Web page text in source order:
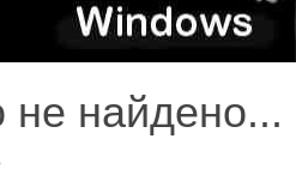
не найдено...